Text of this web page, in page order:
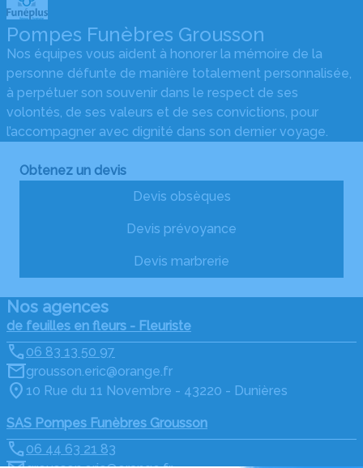
Pompes Funèbres Grousson
Nos équipes vous aident à honorer la mémoire de la
personne défunte de manière totalement personnalisée,
à perpétuer son souvenir dans le respect de ses
volontés, de ses valeurs et de ses convictions, pour
l’accompagner avec dignité dans son dernier voyage.
Obtenez un devis
Devis obsèques
Devis prévoyance
Devis marbrerie
Nos agences
de feuilles en fleurs - Fleuriste
06 83 13 50 97
grousson.eric@orange.fr
10 Rue du 11 Novembre - 43220 - Dunières
SAS Pompes Funèbres Grousson
06 44 63 21 83